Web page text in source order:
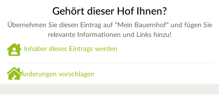
Gehört dieser Hof Ihnen?
Übernehmen Sie diesen Eintrag auf "Mein Bauernhof" und fügen Sie
relevante Informationen und Links hinzu!
Inhaber dieses Eintrags werden
Änderungen vorschlagen